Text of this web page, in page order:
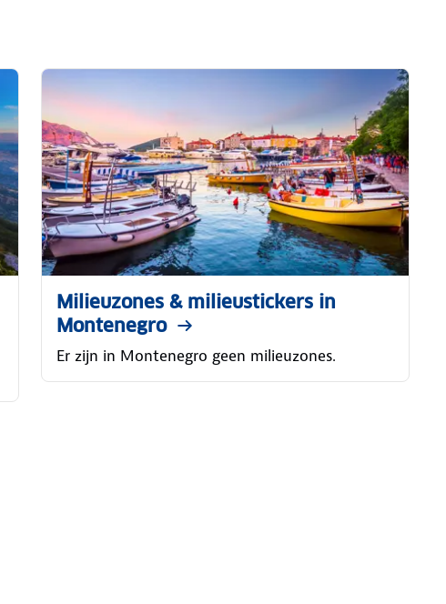
Milieuzones & milieustickers in
Montenegro
Er zijn in Montenegro geen milieuzones.